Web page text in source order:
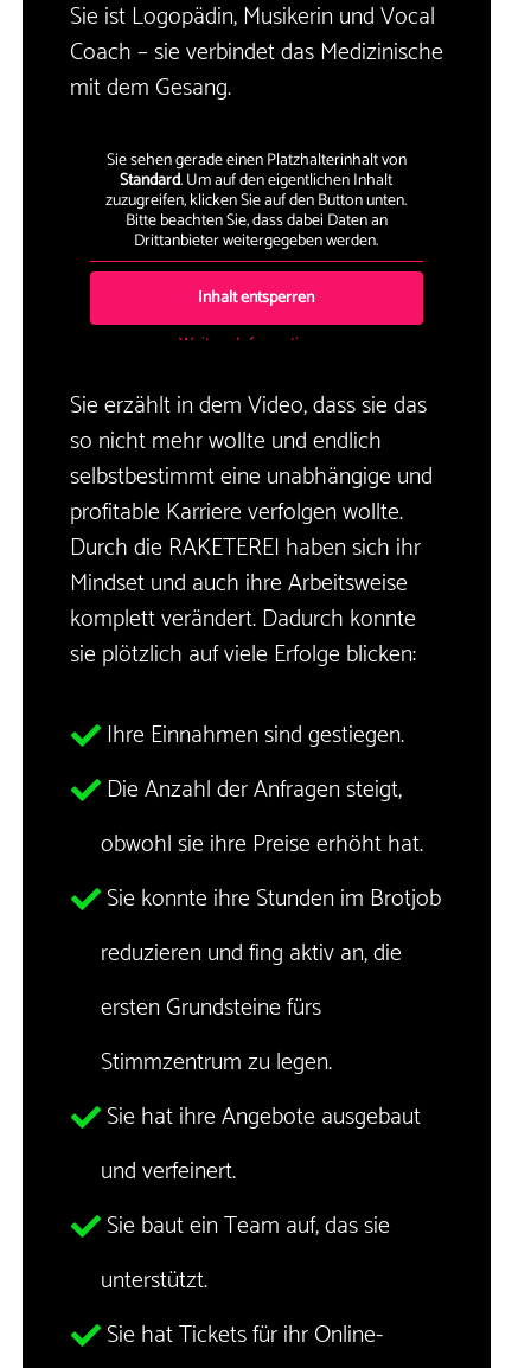
Sie ist Logopädin, Musikerin und Vocal
Coach – sie verbindet das Medizinische
mit dem Gesang.
Sie sehen gerade einen Platzhalterinhalt von
Standard. Um auf den eigentlichen Inhalt
zuzugreifen, klicken Sie auf den Button unten.
Bitte beachten Sie, dass dabei Daten an
Drittanbieter weitergegeben werden.
Inhalt entsperren
Weitere Informationen
Sie erzählt in dem Video, dass sie das
so nicht mehr wollte und endlich
selbstbestimmt eine unabhängige und
profitable Karriere verfolgen wollte.
Durch die RAKETEREI haben sich ihr
Mindset und auch ihre Arbeitsweise
komplett verändert. Dadurch konnte
sie plötzlich auf viele Erfolge blicken:
Ihre Einnahmen sind gestiegen.
Die Anzahl der Anfragen steigt,
obwohl sie ihre Preise erhöht hat.
Sie konnte ihre Stunden im Brotjob
reduzieren und fing aktiv an, die
ersten Grundsteine fürs
Stimmzentrum zu legen.
Sie hat ihre Angebote ausgebaut
und verfeinert.
Sie baut ein Team auf, das sie
unterstützt.
Sie hat Tickets für ihr Online-